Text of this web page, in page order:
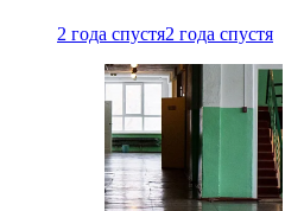
2 года спустя2 года спустя